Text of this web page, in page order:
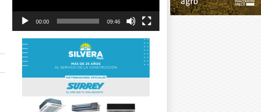
00:00 09:46